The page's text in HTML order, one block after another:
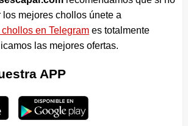
mejores chollos únete a
en Telegrames totalmente
las mejores ofertas.
APP